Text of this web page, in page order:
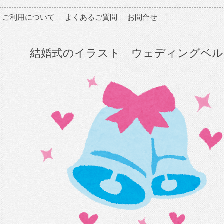
ご利用について よくあるご質問 お問合せ
結婚式のイラスト「ウェディングベ